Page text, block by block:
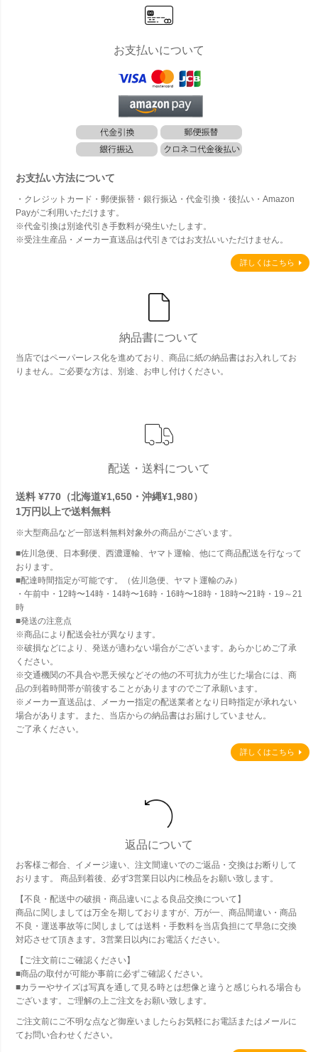
コースティ
ックスピー
お支払いについて
お支払い方法について
・クレジットカード・郵便振替・銀行振込・代金引換・後払い・Amazon
Payがご利用いただけます。
※代金引換は別途代引き手数料が発生いたします。
※受注生産品・メーカー直送品は代引きではお支払いいただけません。
詳しくはこちら
納品書について
当店ではペーパーレス化を進めており、商品に紙の納品書はお入れしてお
りません。ご必要な方は、別途、お申し付けください。
配送・送料について
送料 ¥770（北海道¥1,650・沖縄¥1,980）
1万円以上で送料無料
※大型商品など一部送料無料対象外の商品がございます。
■佐川急便、日本郵便、西濃運輸、ヤマト運輸、他にて商品配送を行なって
おります。
■配達時間指定が可能です。（佐川急便、ヤマト運輸のみ）
・午前中・12時〜14時・14時〜16時・16時〜18時・18時〜21時・19～21
時
■発送の注意点
※商品により配送会社が異なります。
※破損などにより、発送が適わない場合がございます。あらかじめご了承
ください。
※交通機関の不具合や悪天候などその他の不可抗力が生じた場合には、商
品の到着時間帯が前後することがありますのでご了承願います。
※メーカー直送品は、メーカー指定の配送業者となり日時指定が承れない
場合があります。また、当店からの納品書はお届けしていません。
ご了承ください。
詳しくはこちら
返品について
お客様ご都合、イメージ違い、注文間違いでのご返品・交換はお断りして
おります。 商品到着後、必ず3営業日以内に検品をお願い致します。
【不良・配送中の破損・商品違いによる良品交換について】
商品に関しましては万全を期しておりますが、万が一、商品間違い・商品
不良・運送事故等に関しましては送料・手数料を当店負担にて早急に交換
対応させて頂きます。3営業日以内にお電話ください。
【ご注文前にご確認ください】
■商品の取付が可能か事前に必ずご確認ください。
■カラーやサイズは写真を通して見る時とは想像と違うと感じられる場合も
ございます。ご理解の上ご注文をお願い致します。
ご注文前にご不明な点など御座いましたらお気軽にお電話またはメールに
てお問い合わせください。